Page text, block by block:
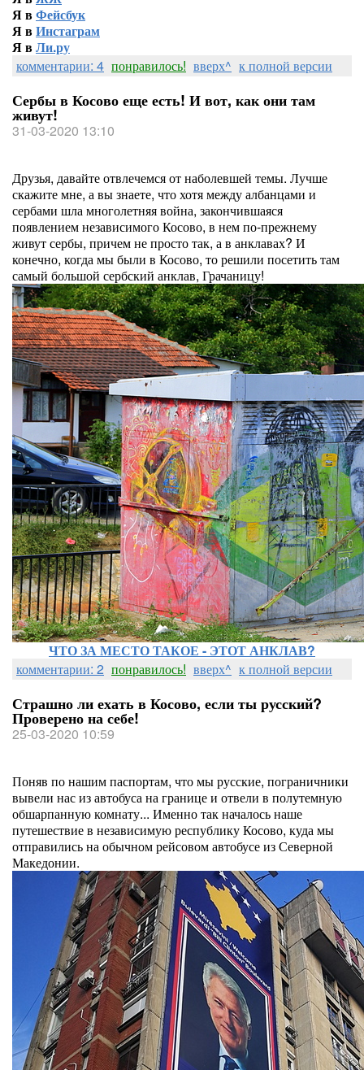
Я вФейсбук
Я вИнстаграм
Я вЛи.ру
комментарии: 4 понравилось! вверх^ к полной версии
Сербы в Косово еще есть! И вот, как они там
живут!
31-03-2020 13:10
Друзья, давайте отвлечемся от наболевшей темы. Лучше
скажите мне, а вы знаете, что хотя между албанцами и
сербами шла многолетняя война, закончившаяся
появлением независимого Косово, в нем по-прежнему
живут сербы, причем не просто так, а в анклавах? И
конечно, когда мы были в Косово, то решили посетить там
самый большой сербский анклав, Грачаницу!
ЧТО ЗА МЕСТО ТАКОЕ - ЭТОТ АНКЛАВ?
комментарии: 2 понравилось! вверх^ к полной версии
Страшно ли ехать в Косово, если ты русский?
Проверено на себе!
25-03-2020 10:59
Поняв по нашим паспортам, что мы русские, пограничники
вывели нас из автобуса на границе и отвели в полутемную
обшарпанную комнату... Именно так началось наше
путешествие в независимую республику Косово, куда мы
отправились на обычном рейсовом автобусе из Северной
Македонии.